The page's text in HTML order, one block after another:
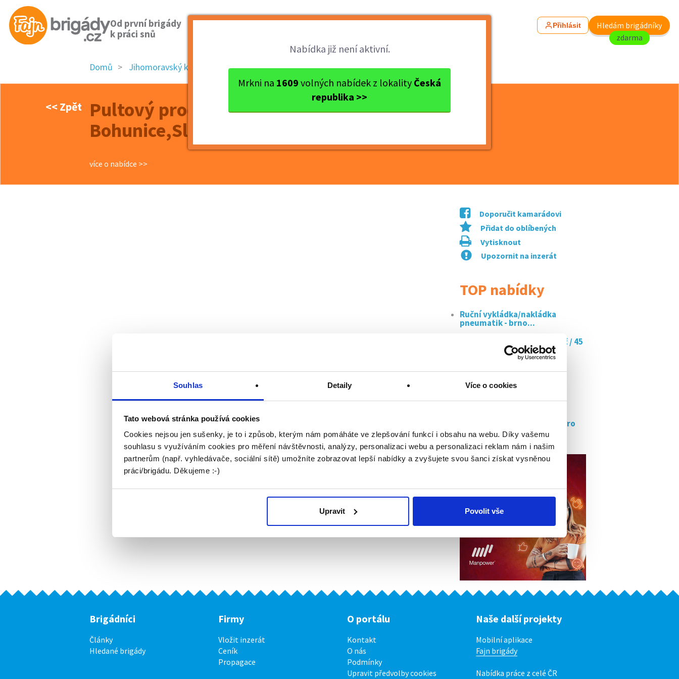
Souhlas Detaily Více o cookies
Tato webová stránka používá cookies
Cookies nejsou jen sušenky, je to i způsob, kterým nám pomáháte ve zlepšování funkcí i obsahu na webu. Díky vašemu
souhlasu s využíváním cookies pro měření návštěvnosti, analýzy, personalizaci webu a personalizaci reklam nám i našim
partnerům (např. vyhledávače, sociální sítě) umožníte zobrazovat lepší nabídky a zvyšujete svou šanci získat vysněnou
práci/brigádu. Děkujeme :-)
Upravit Povolit vše
Od první brigády
k práci snů
Přihlásit
Hledám brigádníky
zdarma
Nabídka již není aktivní.
Mrkni na 1609 volných nabídek z lokality Česká
republika >>
Domů Jihomoravský kraj okres Brno Brno Pultový prodej, vybalování ...
<< Zpět
Pultový prodej, vybalování zboží Brno
Bohunice,Slatina, 190/202 Kč /h
více o nabídce >>
Doporučit kamarádovi
Přidat do oblíbených
Vytisknout
Upozornit na inzerát
TOP nabídky
Ruční vykládka/nakládka
pneumatik - brno...
Doučujte s námi až za 350 kč / 45
Obsluha lisu v mcdonald's
ranní...
Obchodní zástupce junior pro
nemovitostní...
Brigádníci
Články
Hledané brigády
Firmy
Vložit inzerát
Ceník
Propagace
O portálu
Kontakt
O nás
Podmínky
Upravit předvolby cookies
Naše další projekty
Mobilní aplikace
Fajn brigády
Nabídka práce z celé ČR